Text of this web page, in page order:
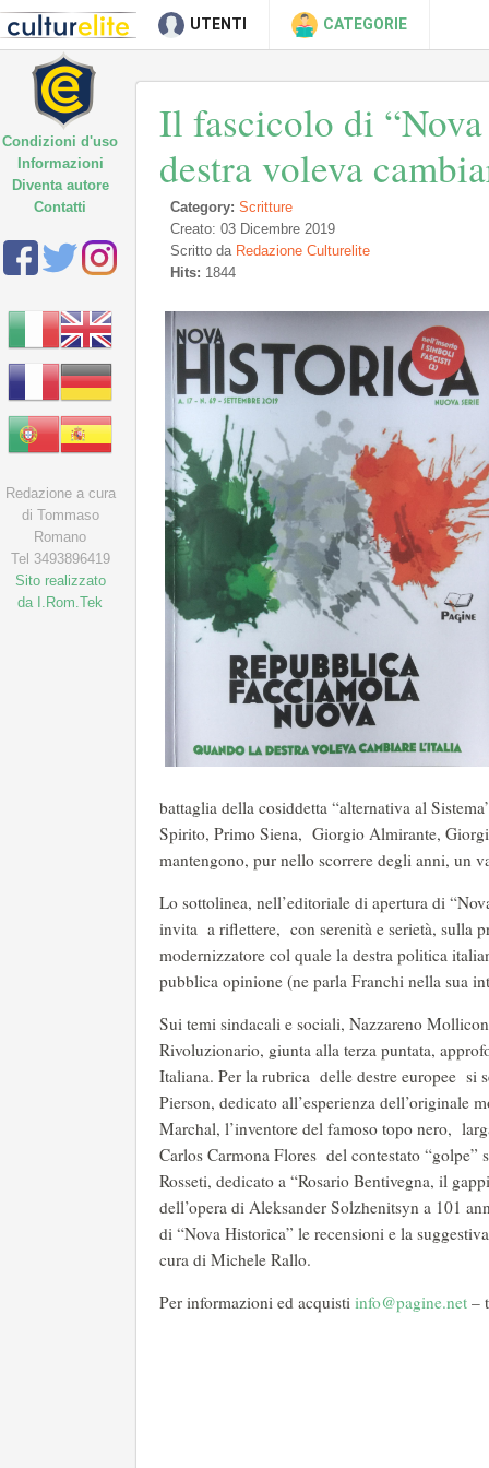
UTENTI CATEGORIE
Il fascicolo di
destra voleva
Category: Scritture
Creato: 03 Dicembre 2019
Scritto da Redazione Culturelite
Hits: 1844
battaglia della cosiddetta “alternativa al
Spirito, Primo Siena, Giorgio Almirante,
mantengono, pur nello scorrere degli anni, un
Lo sottolinea, nell’editoriale di apertura di
invita a riflettere, con serenità e serietà, sulla
modernizzatore col quale la destra politica
pubblica opinione (ne parla Franchi nella sua
Sui temi sindacali e sociali, Nazzareno
Rivoluzionario, giunta alla terza puntata,
Italiana. Per la rubrica delle destre europee
Pierson, dedicato all’esperienza dell’originale
Marchal, l’inventore del famoso topo nero,
Carlos Carmona Flores del contestato
Rosseti, dedicato a “Rosario Bentivegna, il
dell’opera di Aleksander Solzhenitsyn a 101
di “Nova Historica” le recensioni e la
cura di Michele Rallo.
Per informazioni ed acquisti info@pagine.net –
Condizioni d'uso
Informazioni
Diventa autore
Contatti
Redazione a cura
di Tommaso
Romano
Tel 3493896419
Sito realizzato
da I.Rom.Tek